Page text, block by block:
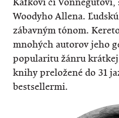
Woodyho Allena.
zábavným tónom.
mnohých autorov jeho
popularitu žánru
knihy preložené do 31
bestsellermi.